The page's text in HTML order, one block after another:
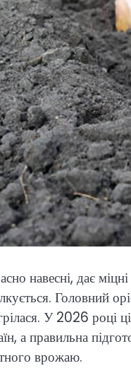
навесні, дає
Головний
У 2026 році
а правильна
врожаю.